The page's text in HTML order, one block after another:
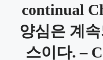
continual
양심은 계
스이다. –